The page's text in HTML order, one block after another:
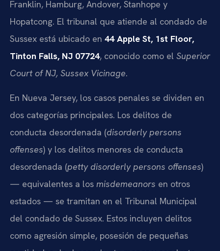
Franklin, Hamburg, Andover, Stanhope y
Hopatcong. El tribunal que atiende al condado de
Sussex está ubicado en 44 Apple St, 1st Floor,
Tinton Falls, NJ 07724, conocido como el Superior
Court of NJ, Sussex Vicinage.
En Nueva Jersey, los casos penales se dividen en
dos categorías principales. Los delitos de
conducta desordenada (disorderly persons
offenses) y los delitos menores de conducta
desordenada (petty disorderly persons offenses)
— equivalentes a los misdemeanors en otros
estados — se tramitan en el Tribunal Municipal
del condado de Sussex. Estos incluyen delitos
como agresión simple, posesión de pequeñas